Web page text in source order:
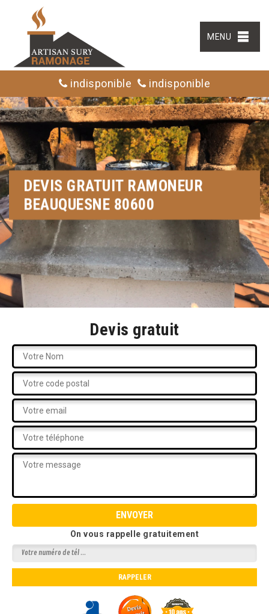
MENU
indisponible indisponible
DEVIS GRATUIT RAMONEUR
BEAUQUESNE 80600
Devis gratuit
On vous rappelle gratuitement